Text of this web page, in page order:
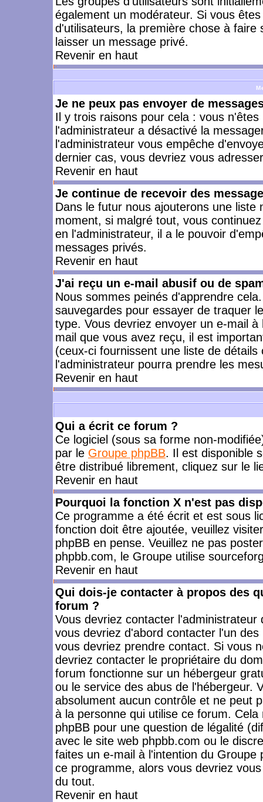
également un modérateur. Si vous
d'utilisateurs, la première chose à
laisser un message privé.
Revenir en haut
Je ne peux pas envoyer de
Il y trois raisons pour cela : vous
l'administrateur a désactivé la
l'administrateur vous empêche
dernier cas, vous devriez vous
Revenir en haut
Je continue de recevoir des
Dans le futur nous ajouterons une
moment, si malgré tout, vous
en l'administrateur, il a le pouvoir
messages privés.
Revenir en haut
J'ai reçu un e-mail abusif ou de
Nous sommes peinés d'apprendre
sauvegardes pour essayer de traquer
type. Vous devriez envoyer un e-mail
mail que vous avez reçu, il est
(ceux-ci fournissent une liste de
l'administrateur pourra prendre les
Revenir en haut
Qui a écrit ce forum ?
Ce logiciel (sous sa forme non-
par le Groupe phpBB. Il est disponible
être distribué librement, cliquez sur le
Revenir en haut
Pourquoi la fonction X n'est pas
Ce programme a été écrit et est sous
fonction doit être ajoutée, veuillez
phpBB en pense. Veuillez ne pas
phpbb.com, le Groupe utilise
Revenir en haut
Qui dois-je contacter à propos des
forum ?
Vous devriez contacter
vous devriez d'abord contacter l'un
vous devriez prendre contact. Si vous
devriez contacter le propriétaire du
forum fonctionne sur un hébergeur
ou le service des abus de l'hébergeur.
absolument aucun contrôle et ne peut
à la personne qui utilise ce forum.
phpBB pour une question de légalité
avec le site web phpbb.com ou le
faites un e-mail à l'intention du
ce programme, alors vous devriez
du tout.
Revenir en haut